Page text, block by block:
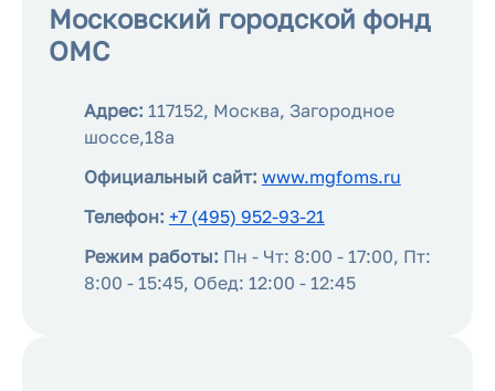
Московский городской фонд
ОМС
Адрес: 117152, Москва, Загородное
шоссе,18а
Официальный сайт: www.mgfoms.ru
Телефон: +7 (495) 952-93-21
Режим работы: Пн - Чт: 8:00 - 17:00, Пт:
8:00 - 15:45, Обед: 12:00 - 12:45